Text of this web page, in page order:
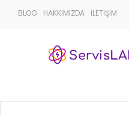
BLOG HAKKIMIZDA İLETİŞİM